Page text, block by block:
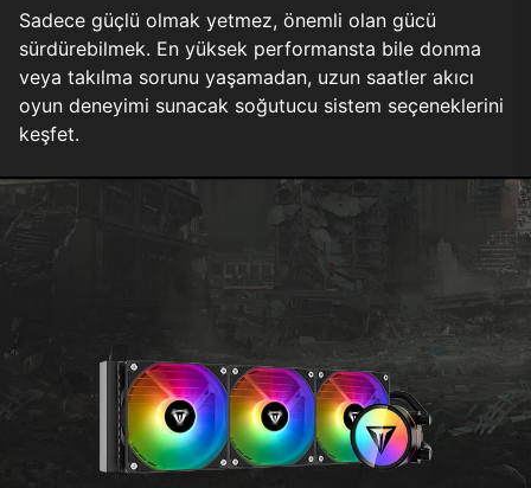
Sadece güçlü olmak yetmez, önemli olan gücü
sürdürebilmek. En yüksek performansta bile donma
veya takılma sorunu yaşamadan, uzun saatler akıcı
oyun deneyimi sunacak soğutucu sistem seçeneklerini
keşfet.